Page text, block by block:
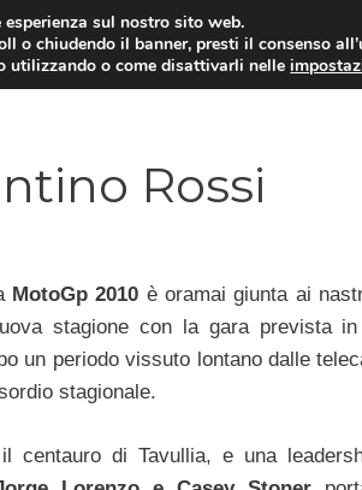
MOTO
Rossi
MotoGp 2010 è oramai giunta ai
stagione con la gara prevista in
un periodo vissuto lontano dalle
stagionale.
il centauro di Tavullia, e una
sul nostro sito web.
o chiudendo il banner, presti il consenso
utilizzando o come disattivarli nelle